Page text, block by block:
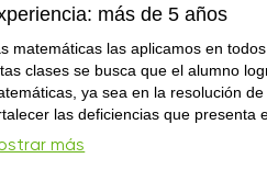
más de 5 años
matemáticas las aplicamos en
clases se busca que el alumno
ya sea en la resolución
las deficiencias que presenta
un plan de trabajo que le
academico. Desde primaria hasta
más